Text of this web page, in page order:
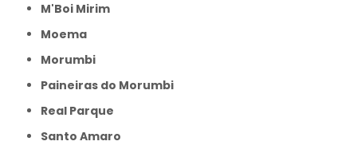
M'Boi Mirim
Moema
Morumbi
Paineiras do Morumbi
Real Parque
Santo Amaro